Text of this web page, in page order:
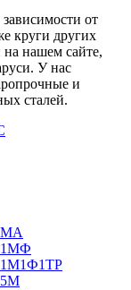
от
круги других
нашем сайте,
У нас
и
сталей.